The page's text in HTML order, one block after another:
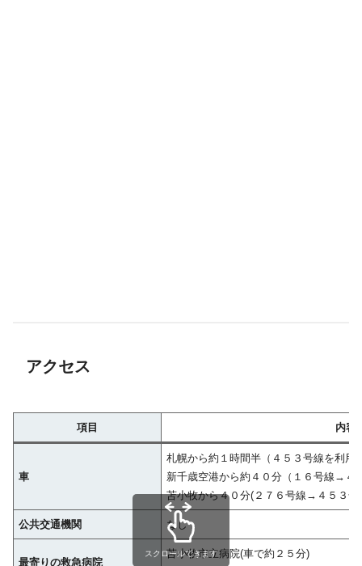
アクセス
項目 内容
車
札幌から約１時間半（４５３号線を利用
新千歳空港から約４０分（１６号線→４
苫小牧から４０分(２７６号線→４５３号
公共交通機関 なし
最寄りの救急病院
苫小牧市立病院(車で約２５分)
スクロールできます